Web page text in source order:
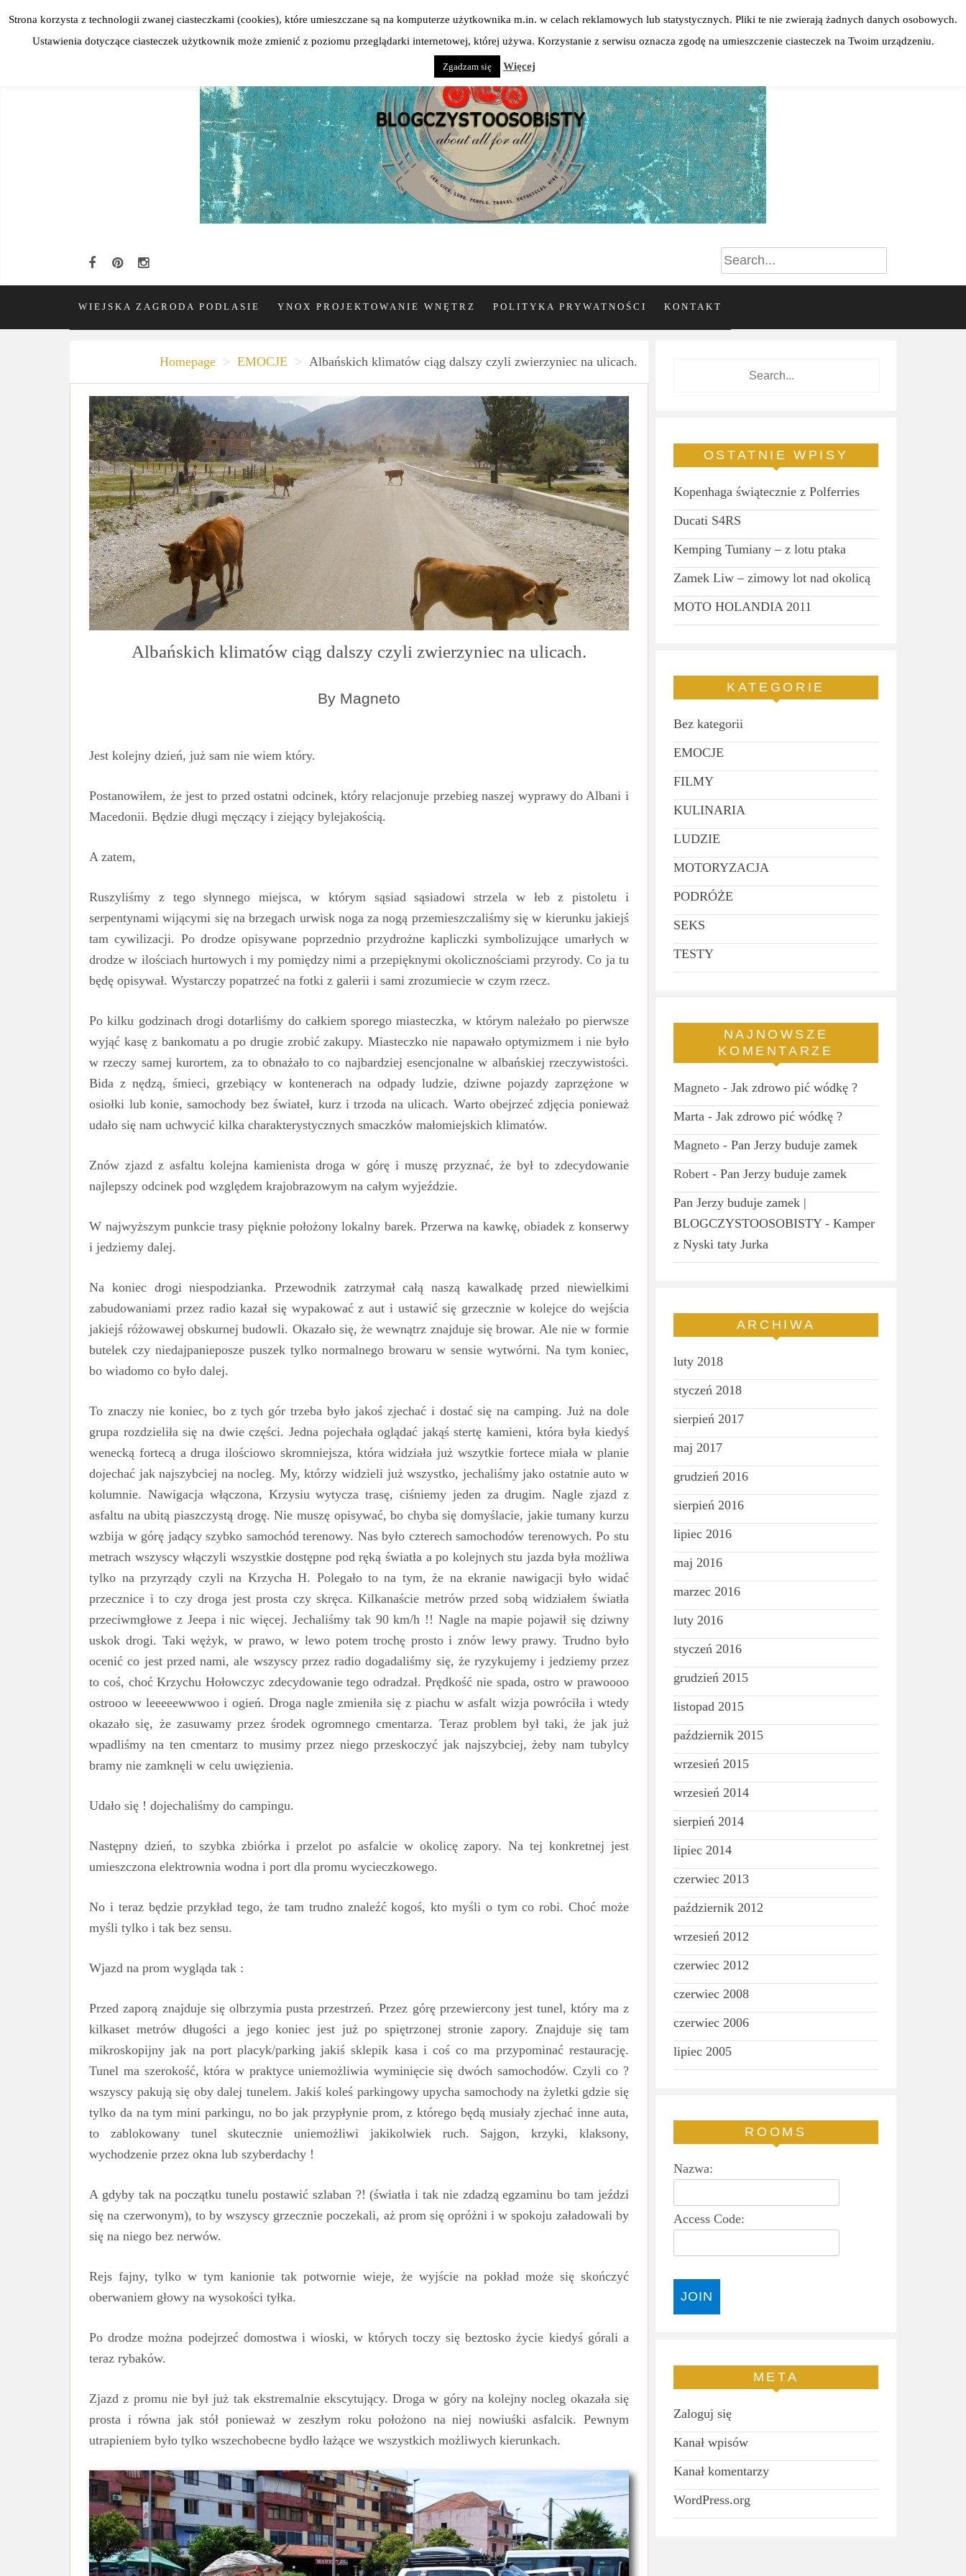
WIEJSKA ZAGRODA PODLASIE YNOX PROJEKTOWANIE WNĘTRZ POLITYKA PRYWATNOŚCI KONTAKT
Homepage > EMOCJE > Albańskich klimatów ciąg dalszy czyli zwierzyniec na ulicach.
Albańskich klimatów ciąg dalszy czyli zwierzyniec na ulicach.
By Magneto
Jest kolejny dzień, już sam nie wiem który.
Postanowiłem, że jest to przed ostatni odcinek, który relacjonuje przebieg naszej wyprawy do Albani i
Macedonii. Będzie długi męczący i ziejący bylejakością.
A zatem,
Ruszyliśmy z tego słynnego miejsca, w którym sąsiad sąsiadowi strzela w łeb z pistoletu i
serpentynami wijącymi się na brzegach urwisk noga za nogą przemieszczaliśmy się w kierunku jakiejś
tam cywilizacji. Po drodze opisywane poprzednio przydrożne kapliczki symbolizujące umarłych w
drodze w ilościach hurtowych i my pomiędzy nimi a przepięknymi okolicznościami przyrody. Co ja tu
będę opisywał. Wystarczy popatrzeć na fotki z galerii i sami zrozumiecie w czym rzecz.
Po kilku godzinach drogi dotarliśmy do całkiem sporego miasteczka, w którym należało po pierwsze
wyjąć kasę z bankomatu a po drugie zrobić zakupy. Miasteczko nie napawało optymizmem i nie było
w rzeczy samej kurortem, za to obnażało to co najbardziej esencjonalne w albańskiej rzeczywistości.
Bida z nędzą, śmieci, grzebiący w kontenerach na odpady ludzie, dziwne pojazdy zaprzężone w
osiołki lub konie, samochody bez świateł, kurz i trzoda na ulicach. Warto obejrzeć zdjęcia ponieważ
udało się nam uchwycić kilka charakterystycznych smaczków małomiejskich klimatów.
Znów zjazd z asfaltu kolejna kamienista droga w górę i muszę przyznać, że był to zdecydowanie
najlepszy odcinek pod względem krajobrazowym na całym wyjeździe.
W najwyższym punkcie trasy pięknie położony lokalny barek. Przerwa na kawkę, obiadek z konserwy
i jedziemy dalej.
Na koniec drogi niespodzianka. Przewodnik zatrzymał całą naszą kawalkadę przed niewielkimi
zabudowaniami przez radio kazał się wypakować z aut i ustawić się grzecznie w kolejce do wejścia
jakiejś różowawej obskurnej budowli. Okazało się, że wewnątrz znajduje się browar. Ale nie w formie
butelek czy niedajpanieposze puszek tylko normalnego browaru w sensie wytwórni. Na tym koniec,
bo wiadomo co było dalej.
To znaczy nie koniec, bo z tych gór trzeba było jakoś zjechać i dostać się na camping. Już na dole
grupa rozdzieliła się na dwie części. Jedna pojechała oglądać jakąś stertę kamieni, która była kiedyś
wenecką fortecą a druga ilościowo skromniejsza, która widziała już wszytkie fortece miała w planie
dojechać jak najszybciej na nocleg. My, którzy widzieli już wszystko, jechaliśmy jako ostatnie auto w
kolumnie. Nawigacja włączona, Krzysiu wytycza trasę, ciśniemy jeden za drugim. Nagle zjazd z
asfaltu na ubitą piaszczystą drogę. Nie muszę opisywać, bo chyba się domyślacie, jakie tumany kurzu
wzbija w górę jadący szybko samochód terenowy. Nas było czterech samochodów terenowych. Po stu
metrach wszyscy włączyli wszystkie dostępne pod ręką światła a po kolejnych stu jazda była możliwa
tylko na przyrządy czyli na Krzycha H. Polegało to na tym, że na ekranie nawigacji było widać
przecznice i to czy droga jest prosta czy skręca. Kilkanaście metrów przed sobą widziałem światła
przeciwmgłowe z Jeepa i nic więcej. Jechaliśmy tak 90 km/h !! Nagle na mapie pojawił się dziwny
uskok drogi. Taki wężyk, w prawo, w lewo potem trochę prosto i znów lewy prawy. Trudno było
ocenić co jest przed nami, ale wszyscy przez radio dogadaliśmy się, że ryzykujemy i jedziemy przez
to coś, choć Krzychu Hołowczyc zdecydowanie tego odradzał. Prędkość nie spada, ostro w prawoooo
ostrooo w leeeeewwwoo i ogień. Droga nagle zmieniła się z piachu w asfalt wizja powróciła i wtedy
okazało się, że zasuwamy przez środek ogromnego cmentarza. Teraz problem był taki, że jak już
wpadliśmy na ten cmentarz to musimy przez niego przeskoczyć jak najszybciej, żeby nam tubylcy
bramy nie zamknęli w celu uwięzienia.
Udało się ! dojechaliśmy do campingu.
Następny dzień, to szybka zbiórka i przelot po asfalcie w okolicę zapory. Na tej konkretnej jest
umieszczona elektrownia wodna i port dla promu wycieczkowego.
No i teraz będzie przykład tego, że tam trudno znaleźć kogoś, kto myśli o tym co robi. Choć może
myśli tylko i tak bez sensu.
Wjazd na prom wygląda tak :
Przed zaporą znajduje się olbrzymia pusta przestrzeń. Przez górę przewiercony jest tunel, który ma z
kilkaset metrów długości a jego koniec jest już po spiętrzonej stronie zapory. Znajduje się tam
mikroskopijny jak na port placyk/parking jakiś sklepik kasa i coś co ma przypominać restaurację.
Tunel ma szerokość, która w praktyce uniemożliwia wyminięcie się dwóch samochodów. Czyli co ?
wszyscy pakują się oby dalej tunelem. Jakiś koleś parkingowy upycha samochody na żyletki gdzie się
tylko da na tym mini parkingu, no bo jak przypłynie prom, z którego będą musiały zjechać inne auta,
to zablokowany tunel skutecznie uniemożliwi jakikolwiek ruch. Sajgon, krzyki, klaksony,
wychodzenie przez okna lub szyberdachy !
A gdyby tak na początku tunelu postawić szlaban ?! (światła i tak nie zdadzą egzaminu bo tam jeździ
się na czerwonym), to by wszyscy grzecznie poczekali, aż prom się opróżni i w spokoju załadowali by
się na niego bez nerwów.
Rejs fajny, tylko w tym kanionie tak potwornie wieje, że wyjście na pokład może się skończyć
oberwaniem głowy na wysokości tyłka.
Po drodze można podejrzeć domostwa i wioski, w których toczy się beztosko życie kiedyś górali a
teraz rybaków.
Zjazd z promu nie był już tak ekstremalnie ekscytujący. Droga w góry na kolejny nocleg okazała się
prosta i równa jak stół ponieważ w zeszłym roku położono na niej nowiuśki asfalcik. Pewnym
utrapieniem było tylko wszechobecne bydło łażące we wszystkich możliwych kierunkach.
OSTATNIE WPISY
Kopenhaga świątecznie z Polferries
Ducati S4RS
Kemping Tumiany – z lotu ptaka
Zamek Liw – zimowy lot nad okolicą
MOTO HOLANDIA 2011
KATEGORIE
Bez kategorii
EMOCJE
FILMY
KULINARIA
LUDZIE
MOTORYZACJA
PODRÓŻE
SEKS
TESTY
NAJNOWSZE
KOMENTARZE
Magneto - Jak zdrowo pić wódkę ?
Marta - Jak zdrowo pić wódkę ?
Magneto - Pan Jerzy buduje zamek
Robert - Pan Jerzy buduje zamek
Pan Jerzy buduje zamek |
BLOGCZYSTOOSOBISTY- Kamper
z Nyski taty Jurka
ARCHIWA
luty 2018
styczeń 2018
sierpień 2017
maj 2017
grudzień 2016
sierpień 2016
lipiec 2016
maj 2016
marzec 2016
luty 2016
styczeń 2016
grudzień 2015
listopad 2015
październik 2015
wrzesień 2015
wrzesień 2014
sierpień 2014
lipiec 2014
czerwiec 2013
październik 2012
wrzesień 2012
czerwiec 2012
czerwiec 2008
czerwiec 2006
lipiec 2005
ROOMS
Nazwa:
Access Code:
META
Zaloguj się
Kanał wpisów
Kanał komentarzy
WordPress.org
Strona korzysta z technologii zwanej ciasteczkami (cookies), które umieszczane są na komputerze użytkownika m.in. w celach reklamowych lub statystycznych. Pliki te nie zwierają żadnych danych osobowych.
Ustawienia dotyczące ciasteczek użytkownik może zmienić z poziomu przeglądarki internetowej, której używa. Korzystanie z serwisu oznacza zgodę na umieszczenie ciasteczek na Twoim urządzeniu.
Zgadzam się Więcej